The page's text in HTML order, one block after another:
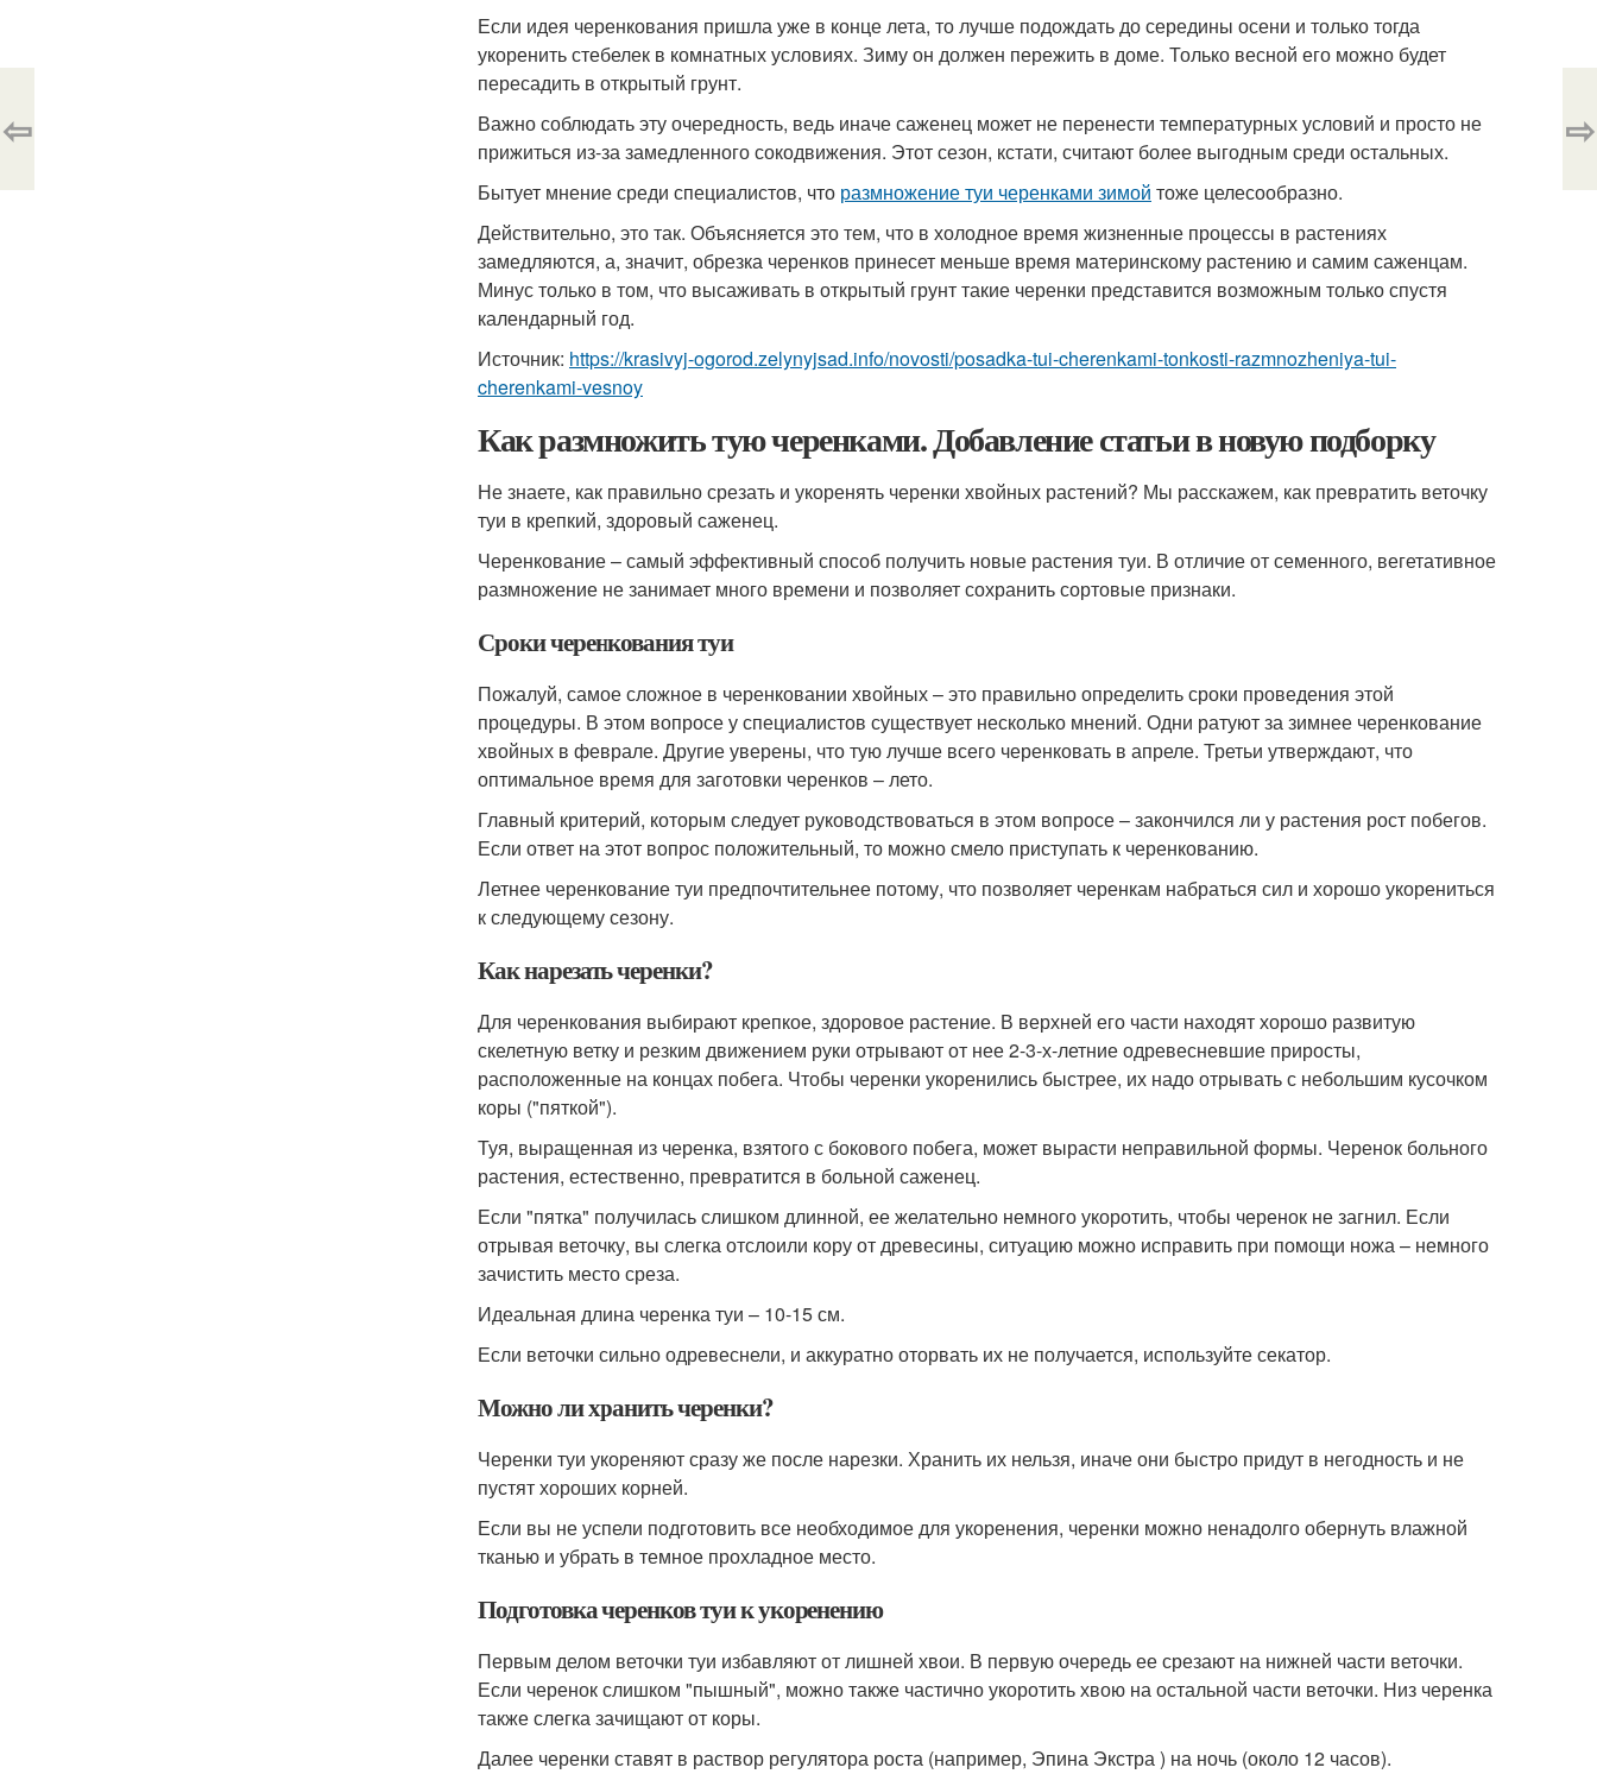
Если идея черенкования пришла уже в конце лета, то лучше подождать до середины осени и только тогда
укоренить стебелек в комнатных условиях. Зиму он должен пережить в доме. Только весной его можно будет
пересадить в открытый грунт.
Важно соблюдать эту очередность, ведь иначе саженец может не перенести температурных условий и просто не
прижиться из-за замедленного сокодвижения. Этот сезон, кстати, считают более выгодным среди остальных.
Бытует мнение среди специалистов, что размножение туи черенками зимой тоже целесообразно.
Действительно, это так. Объясняется это тем, что в холодное время жизненные процессы в растениях
замедляются, а, значит, обрезка черенков принесет меньше время материнскому растению и самим саженцам.
Минус только в том, что высаживать в открытый грунт такие черенки представится возможным только спустя
календарный год.
Источник: https://krasivyj-ogorod.zelynyjsad.info/novosti/posadka-tui-cherenkami-tonkosti-razmnozheniya-tui-
cherenkami-vesnoy
Как размножить тую черенками. Добавление статьи в новую подборку
Не знаете, как правильно срезать и укоренять черенки хвойных растений? Мы расскажем, как превратить веточку
туи в крепкий, здоровый саженец.
Черенкование – самый эффективный способ получить новые растения туи. В отличие от семенного, вегетативное
размножение не занимает много времени и позволяет сохранить сортовые признаки.
Сроки черенкования туи
Пожалуй, самое сложное в черенковании хвойных – это правильно определить сроки проведения этой
процедуры. В этом вопросе у специалистов существует несколько мнений. Одни ратуют за зимнее черенкование
хвойных в феврале. Другие уверены, что тую лучше всего черенковать в апреле. Третьи утверждают, что
оптимальное время для заготовки черенков – лето.
Главный критерий, которым следует руководствоваться в этом вопросе – закончился ли у растения рост побегов.
Если ответ на этот вопрос положительный, то можно смело приступать к черенкованию.
Летнее черенкование туи предпочтительнее потому, что позволяет черенкам набраться сил и хорошо укорениться
к следующему сезону.
Как нарезать черенки?
Для черенкования выбирают крепкое, здоровое растение. В верхней его части находят хорошо развитую
скелетную ветку и резким движением руки отрывают от нее 2-3-х-летние одревесневшие приросты,
расположенные на концах побега. Чтобы черенки укоренились быстрее, их надо отрывать с небольшим кусочком
коры ("пяткой").
Туя, выращенная из черенка, взятого с бокового побега, может вырасти неправильной формы. Черенок больного
растения, естественно, превратится в больной саженец.
Если "пятка" получилась слишком длинной, ее желательно немного укоротить, чтобы черенок не загнил. Если
отрывая веточку, вы слегка отслоили кору от древесины, ситуацию можно исправить при помощи ножа – немного
зачистить место среза.
Идеальная длина черенка туи – 10-15 см.
Если веточки сильно одревеснели, и аккуратно оторвать их не получается, используйте секатор.
Можно ли хранить черенки?
Черенки туи укореняют сразу же после нарезки. Хранить их нельзя, иначе они быстро придут в негодность и не
пустят хороших корней.
Если вы не успели подготовить все необходимое для укоренения, черенки можно ненадолго обернуть влажной
тканью и убрать в темное прохладное место.
Подготовка черенков туи к укоренению
Первым делом веточки туи избавляют от лишней хвои. В первую очередь ее срезают на нижней части веточки.
Если черенок слишком "пышный", можно также частично укоротить хвою на остальной части веточки. Низ черенка
также слегка зачищают от коры.
Далее черенки ставят в раствор регулятора роста (например, Эпина Экстра ) на ночь (около 12 часов).
⇦ ⇨